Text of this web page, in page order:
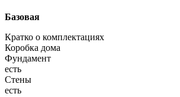
Базовая
Кратко о комплектациях
Коробка дома
Фундамент
есть
Стены
есть